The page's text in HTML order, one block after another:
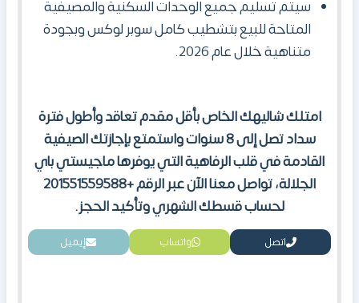
سيتم تسليم جميع الوحدات السكنية والمصيفية
المتاحة للبيع بتشطيب كامل سوبر لوكس وبجودة
متناهية خلال عام 2026.
امتلك شاليهك الخاص بأقل مقدم تعاقد وأطول فترة
سداد تصل إلى 8 سنوات واستمتع بإجازتك الصيفية
القادمة في قلب الرفاهية التي يوفرها ماجيستي باي
الجلالة، تواصل معنا الآن عبر الرقم +201551559588
لحساب قسطك الشهري وتأكيد الحجز.
اتصل واتساب إيميل